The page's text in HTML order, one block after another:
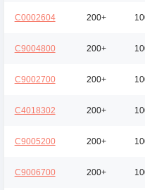
C0002604 200+
C9004800 200+
C9002700 200+
C4018302 200+
C9005200 200+
C9006700 200+